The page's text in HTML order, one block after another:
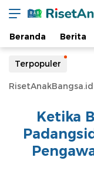
Beranda Berita
Terpopuler
RisetAnakBangsa.id
Ketika